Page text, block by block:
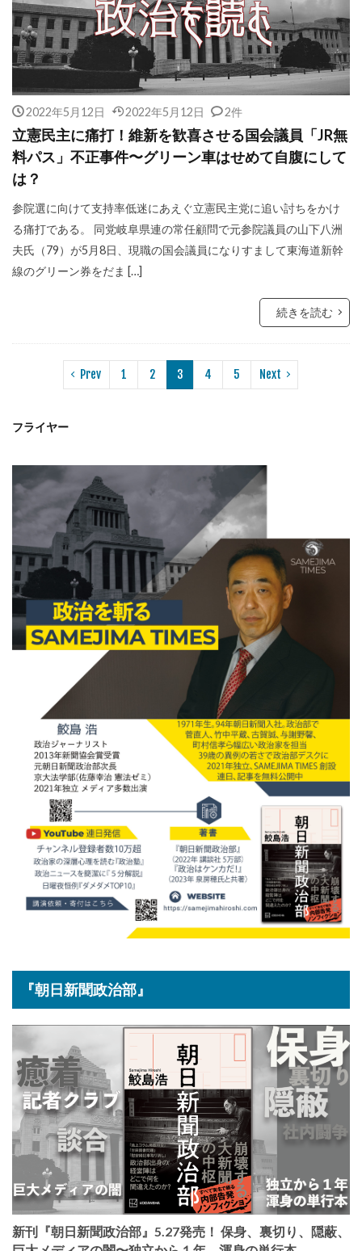
2022年5月12日 2022年5月12日 2件
立憲民主に痛打！維新を歓喜させる国会議員「JR無
料パス」不正事件〜グリーン車はせめて自腹にして
は？
参院選に向けて支持率低迷にあえぐ立憲民主党に追い討ちをかけ
る痛打である。 同党岐阜県連の常任顧問で元参院議員の山下八洲
夫氏（79）が5月8日、現職の国会議員になりすまして東海道新幹
線のグリーン券をだま […]
続きを読む
Prev 1 2 3 4 5 Next
フライヤー
『朝日新聞政治部』
新刊『朝日新聞政治部』5.27発売！ 保身、裏切り、隠蔽、